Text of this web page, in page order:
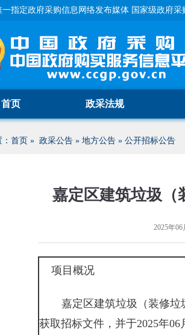
一指定政府采购信息网络发布媒体 国家级政府采
首页 政采法规
首页 » 政采公告 » 地方公告 » 公开招标公告
嘉定区建筑垃圾（
2025年06
项目概况
嘉定区建筑垃圾（装修垃
获取招标文件，并于2025年06